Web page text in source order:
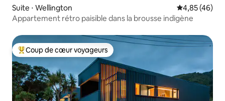
Suite ⋅ Wellington Évaluation
4,85 (46)
Appartement rétro paisible dans la brousse indigène
Coups de cœur voyageurs les plus appréciés
Coup de cœur voyageurs